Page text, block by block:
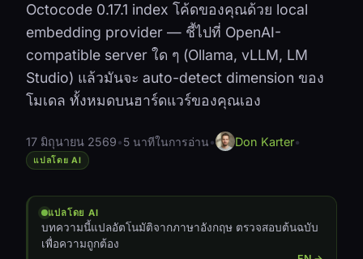
Octocode 0.17.1 index โค้ดของคุณด้วย local
embedding provider — ชี้ไปที่ OpenAI-
compatible server ใด ๆ (Ollama, vLLM, LM
Studio) แล้วมันจะ auto-detect dimension ของ
โมเดล ทั้งหมดบนฮาร์ดแวร์ของคุณเอง
17 มิถุนายน 2569•5 นาทีในการอ่าน• Don Karter•
แปลโดย AI
แปลโดย AI
บทความนี้แปลอัตโนมัติจากภาษาอังกฤษ ตรวจสอบต้นฉบับ
เพื่อความถูกต้อง